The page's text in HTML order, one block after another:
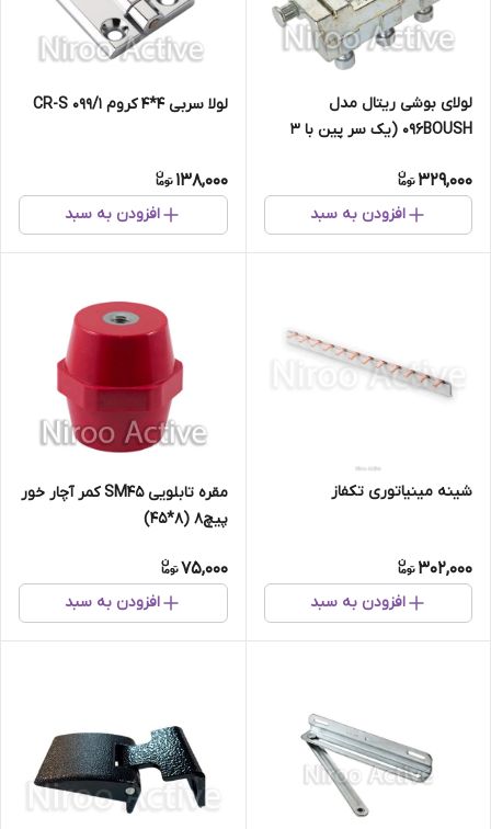
لولای بوشی ریتال مدل
۰۹۶BOUSH (یک سر پین با ۳
329,000
افزودن به سبد
لولا سربی ۴*۴ کروم ۰۹۹/۱ CR-S
138,000
افزودن به سبد
شینه مینیاتوری تکفاز
302,000
افزودن به سبد
مقره تابلویی SM45 کمر آچار خور
پیچ8 (8*45)
75,000
افزودن به سبد